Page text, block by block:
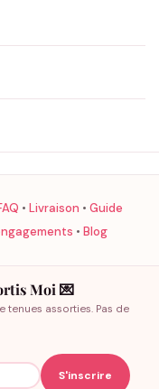
• Livraison • Guide
• Blog
Moi 💌
tenues assorties. Pas de